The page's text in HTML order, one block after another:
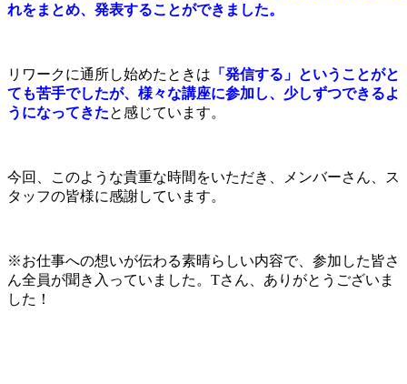
れをまとめ、発表することができました。
リワークに通所し始めたときは 「発信する」 ということがと
ても苦手でしたが、様々な講座に参加し、少しずつできるよ
うになってきたと感じています。
今回、このような貴重な時間をいただき、メンバーさん、ス
タッフの皆様に感謝しています。
※お仕事への想いが伝わる素晴らしい内容で、参加した皆さ
ん全員が聞き入っていました。Tさん、ありがとうございま
した！